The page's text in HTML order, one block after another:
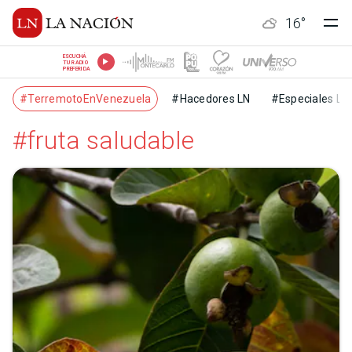
16°
ESCUCHÁ
TU RADIO
PREFERIDA
#TerremotoEnVenezuela #Hacedores LN #Especiales LN
#fruta saludable